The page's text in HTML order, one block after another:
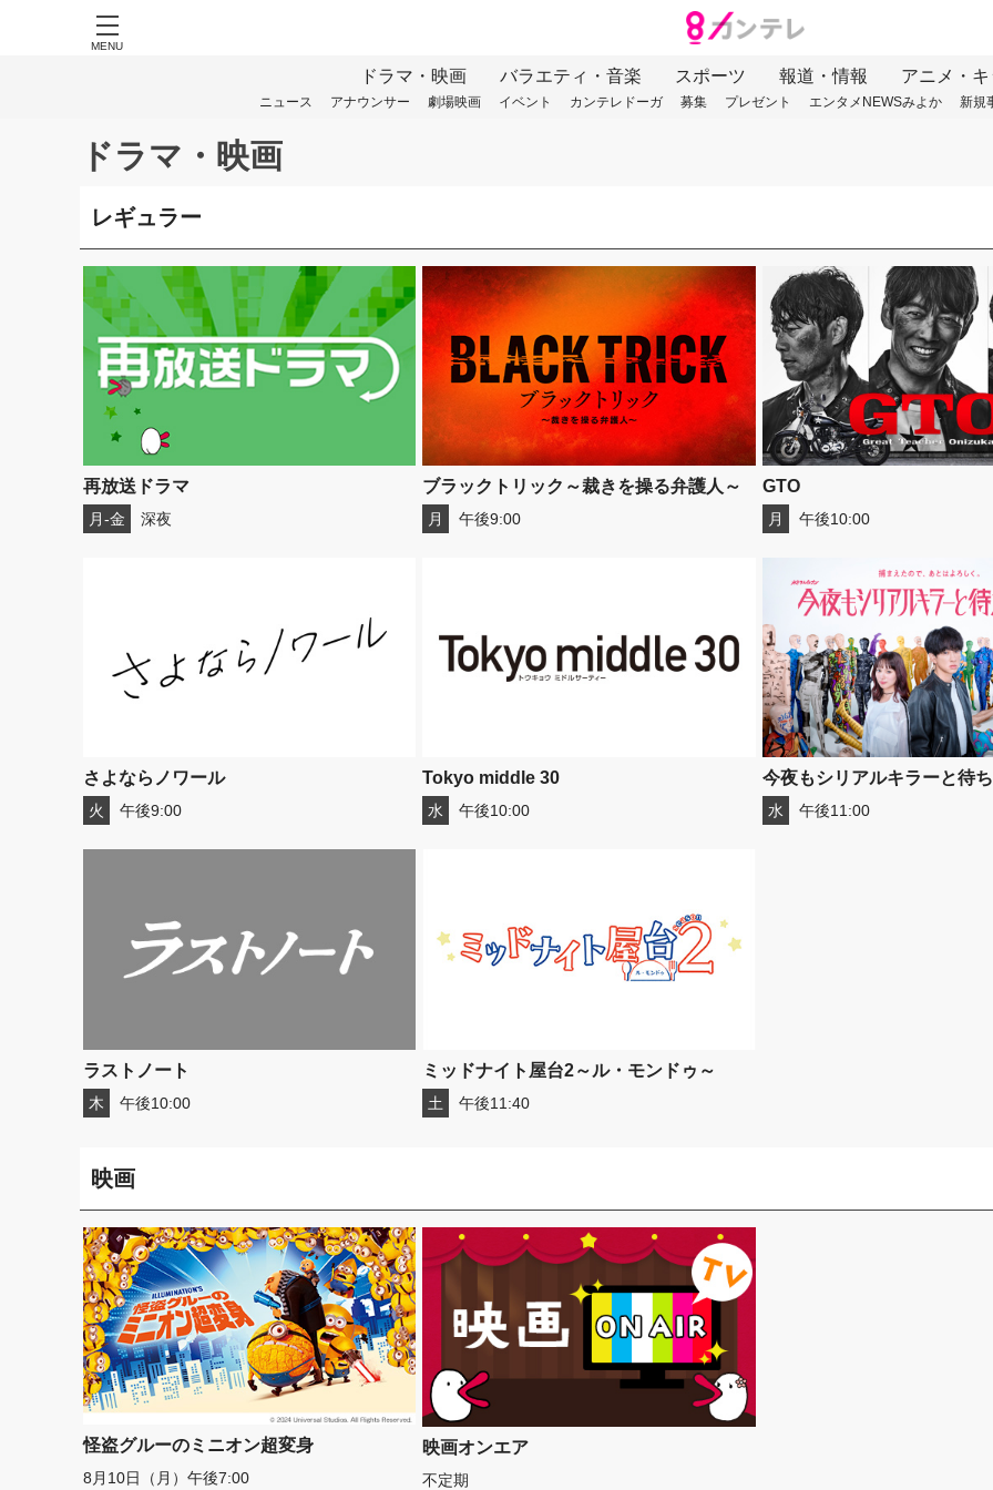
MENU
ドラマ・映画 バラエティ・音楽 スポーツ 報道・情報 アニメ・
ニュース アナウンサー 劇場映画 イベント カンテレドーガ 募集 プレゼント エンタメNEWSみよか 新規
ドラマ・映画
レギュラー
再放送ドラマ
月-金 深夜
ブラックトリック～裁きを操る弁護人～
月 午後9:00
GTO
月 午後10:00
さよならノワール
火 午後9:00
Tokyo middle 30
水 午後10:00
今夜もシリアルキラーと待
水 午後11:00
ラストノート
木 午後10:00
ミッドナイト屋台2～ル・モンドゥ～
土 午後11:40
映画
怪盗グルーのミニオン超変身
8月10日（月）午後7:00
映画オンエア
不定期